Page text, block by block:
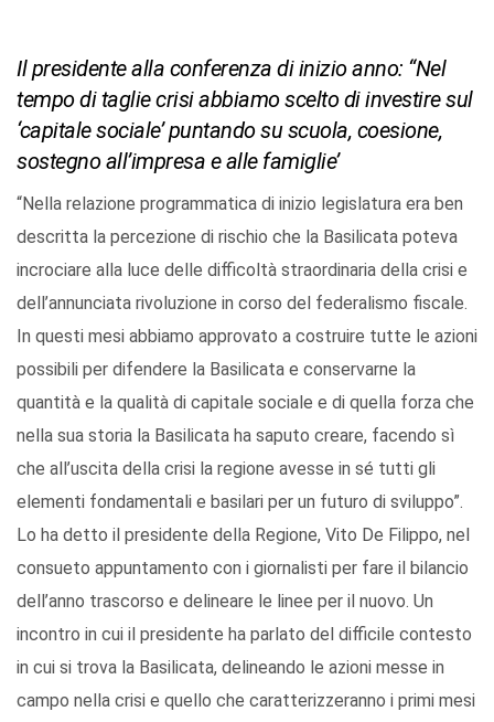
Il presidente alla conferenza di inizio anno: “Nel
tempo di taglie crisi abbiamo scelto di investire sul
‘capitale sociale’ puntando su scuola, coesione,
sostegno all’impresa e alle famiglie’
“Nella relazione programmatica di inizio legislatura era ben
descritta la percezione di rischio che la Basilicata poteva
incrociare alla luce delle difficoltà straordinaria della crisi e
dell’annunciata rivoluzione in corso del federalismo fiscale.
In questi mesi abbiamo approvato a costruire tutte le azioni
possibili per difendere la Basilicata e conservarne la
quantità e la qualità di capitale sociale e di quella forza che
nella sua storia la Basilicata ha saputo creare, facendo sì
che all’uscita della crisi la regione avesse in sé tutti gli
elementi fondamentali e basilari per un futuro di sviluppo”.
Lo ha detto il presidente della Regione, Vito De Filippo, nel
consueto appuntamento con i giornalisti per fare il bilancio
dell’anno trascorso e delineare le linee per il nuovo. Un
incontro in cui il presidente ha parlato del difficile contesto
in cui si trova la Basilicata, delineando le azioni messe in
campo nella crisi e quello che caratterizzeranno i primi mesi